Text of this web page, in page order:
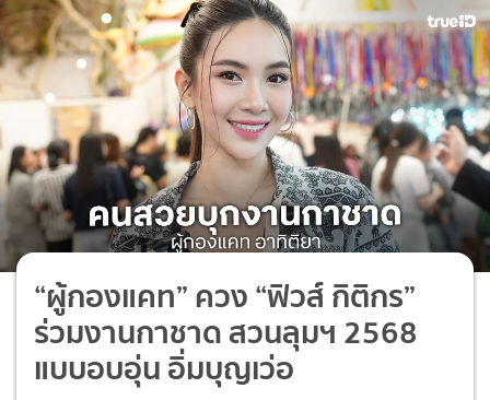
“ผู้กองแคท” ควง “ฟิวส์ กิติกร”
ร่วมงานกาชาด สวนลุมฯ 2568
แบบอบอุ่น อิ่มบุญเว่อ